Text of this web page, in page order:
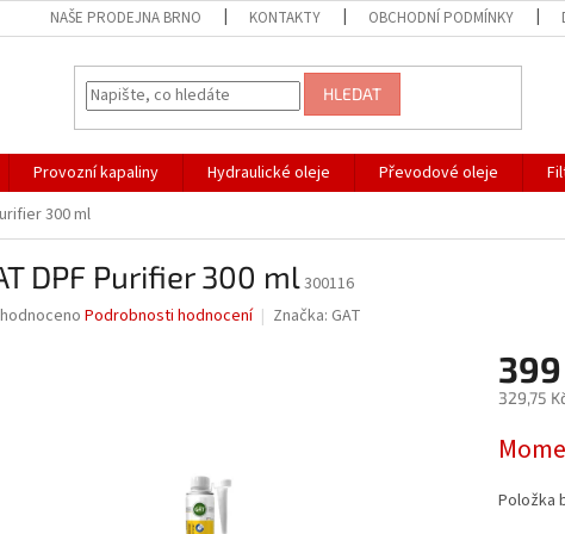
NAŠE PRODEJNA BRNO KONTAKTY OBCHODNÍ PODMÍNKY
HLEDAT
Provozní kapaliny Hydraulické oleje Převodové oleje
300 ml
DPF Purifier 300 ml300116
Podrobnosti hodnocení Značka: GAT
329,75
cena:
Položka